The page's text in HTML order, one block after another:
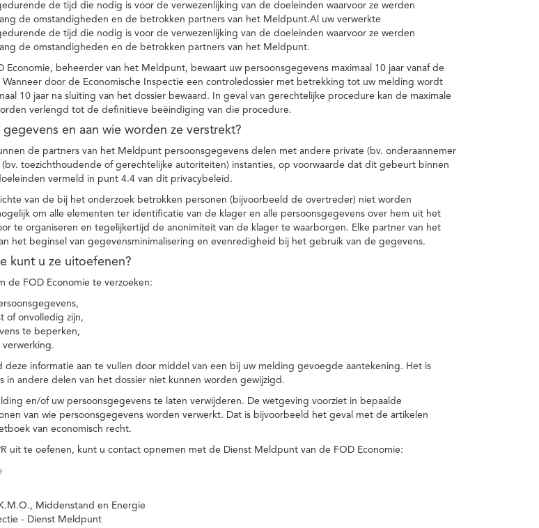
de tijd die nodig is voor de verwezenlijking van de doeleinden waarvoor ze werden
de omstandigheden en de betrokken partners van het Meldpunt.Al uw verwerkte
de tijd die nodig is voor de verwezenlijking van de doeleinden waarvoor ze werden
de omstandigheden en de betrokken partners van het Meldpunt.
Economie, beheerder van het Meldpunt, bewaart uw persoonsgegevens maximaal 10 jaar vanaf de
door de Economische Inspectie een controledossier met betrekking tot uw melding wordt
10 jaar na sluiting van het dossier bewaard. In geval van gerechtelijke procedure kan de maximale
verlengd tot de definitieve beëindiging van die procedure.
en aan wie worden ze verstrekt?
de partners van het Meldpunt persoonsgegevens delen met andere private (bv. onderaannemer
toezichthoudende of gerechtelijke autoriteiten) instanties, op voorwaarde dat dit gebeurt binnen
vermeld in punt 4.4 van dit privacybeleid.
van de bij het onderzoek betrokken personen (bijvoorbeeld de overtreder) niet worden
om alle elementen ter identificatie van de klager en alle persoonsgegevens over hem uit het
te organiseren en tegelijkertijd de anonimiteit van de klager te waarborgen. Elke partner van het
het beginsel van gegevensminimalisering en evenredigheid bij het gebruik van de gegevens.
kunt u ze uitoefenen?
de FOD Economie te verzoeken:
of onvolledig zijn,
te beperken,
informatie aan te vullen door middel van een bij uw melding gevoegde aantekening. Het is
in andere delen van het dossier niet kunnen worden gewijzigd.
en/of uw persoonsgegevens te laten verwijderen. De wetgeving voorziet in bepaalde
van wie persoonsgegevens worden verwerkt. Dat is bijvoorbeeld het geval met de artikelen
van economisch recht.
uit te oefenen, kunt u contact opnemen met de Dienst Meldpunt van de FOD Economie:
Middenstand en Energie
- Dienst Meldpunt